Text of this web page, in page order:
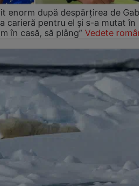
enorm după despărțirea de
carieră pentru el și s-a mutat în
în casă, să plâng” Vedete